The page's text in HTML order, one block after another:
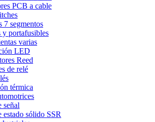
PCB a cable
7 segmentos
y portafusibles
varias
LED
Reed
de relé
térmica
señal
estado sólido SSR